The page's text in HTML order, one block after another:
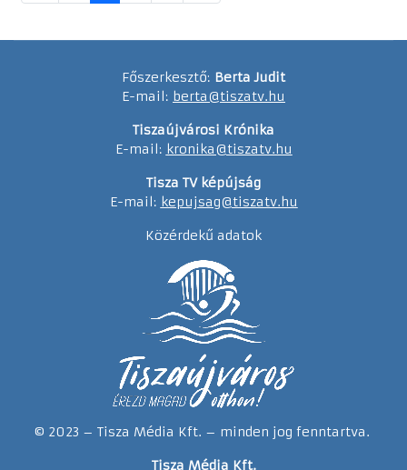
Főszerkesztő: Berta Judit
E-mail: berta@tiszatv.hu
Tiszaújvárosi Krónika
E-mail: kronika@tiszatv.hu
Tisza TV képújság
E-mail: kepujsag@tiszatv.hu
Közérdekű adatok
© 2023 – Tisza Média Kft. – minden jog fenntartva.
Tisza Média Kft.